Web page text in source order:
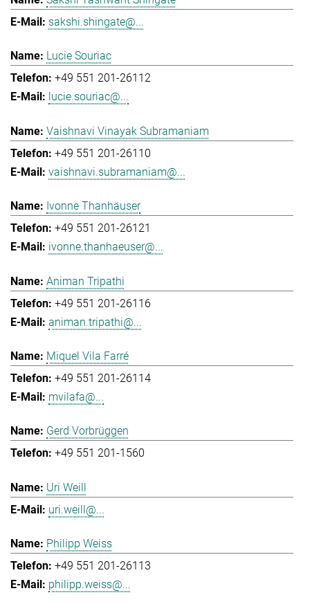
sakshi.shingate@...
Lucie Souriac
+49 551 201-26112
lucie.souriac@...
Vaishnavi Vinayak Subramaniam
+49 551 201-26110
vaishnavi.subramaniam@...
Ivonne Thanhäuser
+49 551 201-26121
ivonne.thanhaeuser@...
Animan Tripathi
+49 551 201-26116
animan.tripathi@...
Miquel Vila Farré
+49 551 201-26114
mvilafa@...
Gerd Vorbrüggen
+49 551 201-1560
Uri Weill
uri.weill@...
Philipp Weiss
+49 551 201-26113
philipp.weiss@...